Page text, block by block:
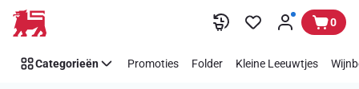
Overslaan 0
Categorieën Promoties Folder Kleine Leeuwtjes